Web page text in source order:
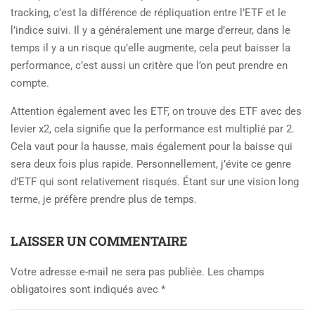
tracking, c’est la différence de répliquation entre l’ETF et le
l’indice suivi. Il y a généralement une marge d’erreur, dans le
temps il y a un risque qu’elle augmente, cela peut baisser la
performance, c’est aussi un critère que l’on peut prendre en
compte.
Attention également avec les ETF, on trouve des ETF avec des
levier x2, cela signifie que la performance est multiplié par 2.
Cela vaut pour la hausse, mais également pour la baisse qui
sera deux fois plus rapide. Personnellement, j’évite ce genre
d’ETF qui sont relativement risqués. Étant sur une vision long
terme, je préfère prendre plus de temps.
LAISSER UN COMMENTAIRE
Votre adresse e-mail ne sera pas publiée. Les champs
obligatoires sont indiqués avec *